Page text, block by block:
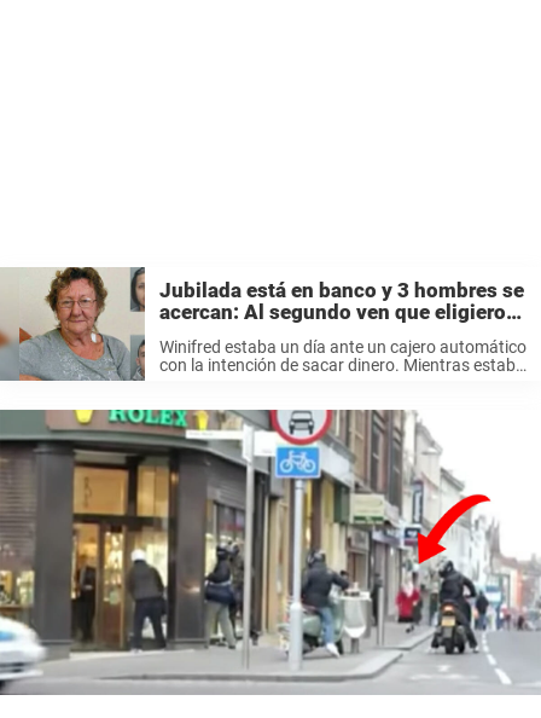
Jubilada está en banco y 3 hombres se
acercan: Al segundo ven que eligieron
robar a la abuela equivocada
Winifred estaba un día ante un cajero automático
con la intención de sacar dinero. Mientras estaba
Antes de ...